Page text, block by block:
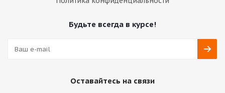
Будьте всегда в курсе!
Оставайтесь на связи